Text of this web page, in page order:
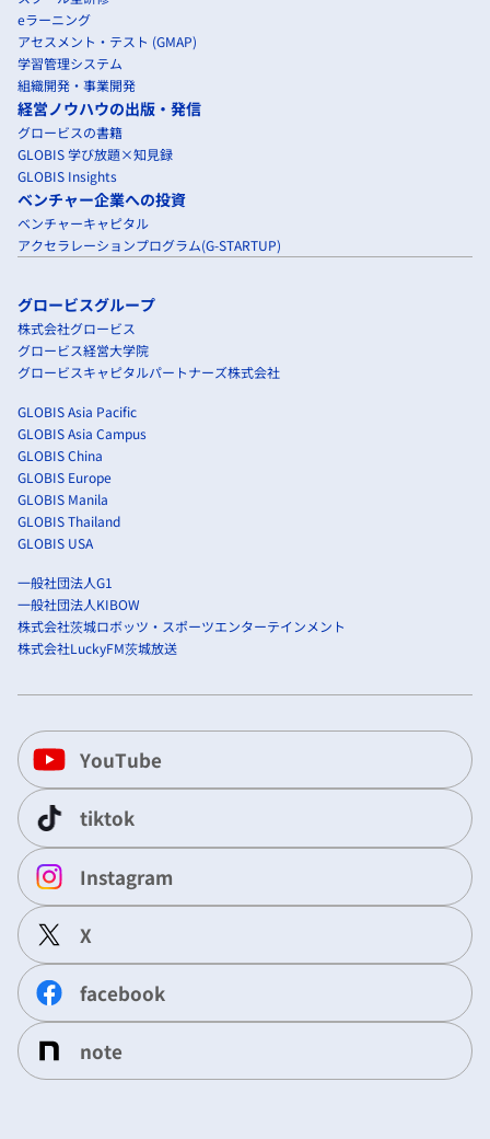
eラーニング
アセスメント・テスト (GMAP)
学習管理システム
組織開発・事業開発
経営ノウハウの出版・発信
グロービスの書籍
GLOBIS 学び放題×知見録
GLOBIS Insights
ベンチャー企業への投資
ベンチャーキャピタル
アクセラレーションプログラム(G-STARTUP)
グロービスグループ
株式会社グロービス
グロービス経営大学院
グロービスキャピタルパートナーズ株式会社
GLOBIS Asia Pacific
GLOBIS Asia Campus
GLOBIS China
GLOBIS Europe
GLOBIS Manila
GLOBIS Thailand
GLOBIS USA
一般社団法人G1
一般社団法人KIBOW
株式会社茨城ロボッツ・スポーツエンターテインメント
株式会社LuckyFM茨城放送
YouTube
tiktok
Instagram
X
facebook
note